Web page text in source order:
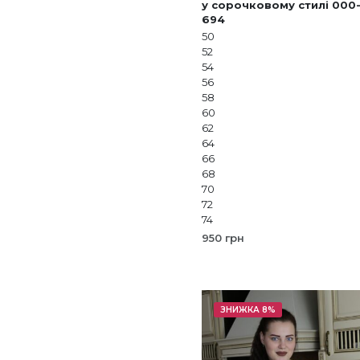
у сорочковому стилі 000-
694
50
52
54
56
58
60
62
64
66
68
70
72
74
950 грн
кілька
варіантів.
ЗНИЖКА 8%